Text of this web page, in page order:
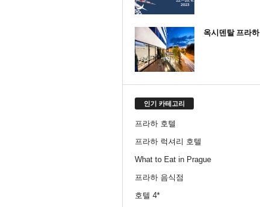
옥시덴탈 프라하
인기 카테고리
프라하 호텔
프라하 럭셔리 호텔
What to Eat in Prague
프라하 음식점
호텔 4*